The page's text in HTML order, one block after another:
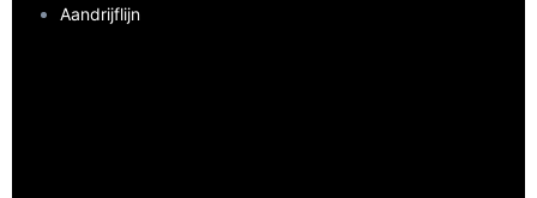
Aandrijflijn